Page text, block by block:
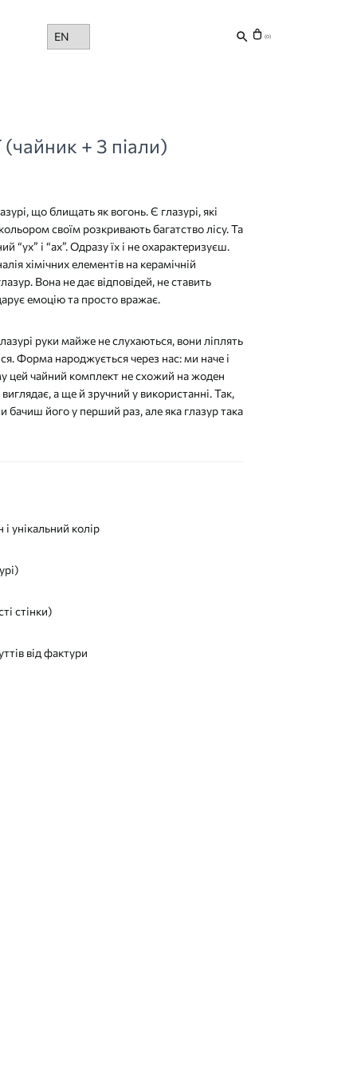
Choose
a
(0)
+ 3 піали)
що блищать як вогонь. Є глазурі, які
своїм розкривають багатство лісу. Та
“ух” і “ах”. Одразу їх і не охарактеризуєш.
хімічних елементів на керамічній
Вона не дає відповідей, не ставить
емоцію та просто вражає.
руки майже не слухаються, вони ліплять
Форма народжується через нас: ми наче і
цей чайний комплект не схожий на жоден
а ще й зручний у використанні. Так,
бачиш його у перший раз, але яка глазур така
унікальний колір
стінки)
від фактури